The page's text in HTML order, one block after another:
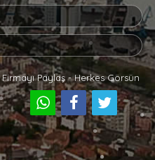
Firmayı Paylaş - Herkes Görsün